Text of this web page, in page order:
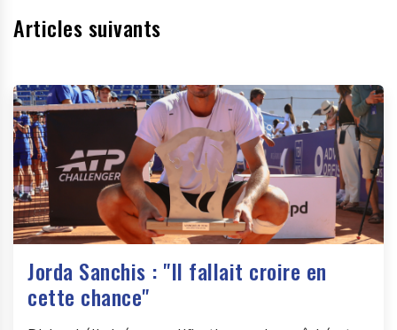
Articles suivants
Jorda Sanchis : "Il fallait croire en
cette chance"